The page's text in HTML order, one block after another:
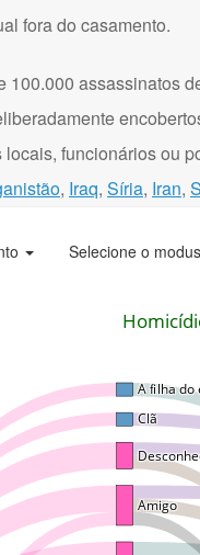
fora do casamento.
assassinatos
funcionários ou
, Iraq, Síria, Iran,